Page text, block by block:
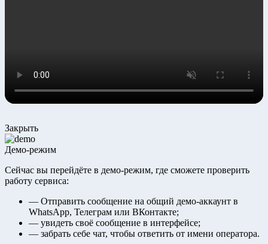
Закрыть
Демо-режим
Сейчас вы перейдёте в демо-режим, где сможете проверить
работу сервиса:
— Отправить сообщение на общий демо-аккаунт в
WhatsApp, Телеграм или ВКонтакте;
— увидеть своё сообщение в интерфейсе;
— забрать себе чат, чтобы ответить от имени оператора.